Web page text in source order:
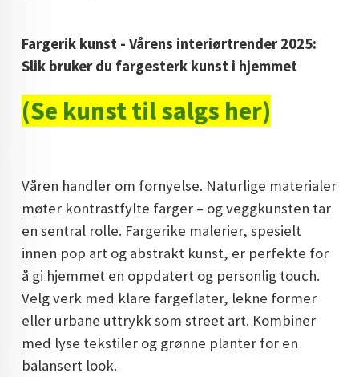
FARGERIK KUNST
KUNST
NORSK KUNST
DOPAMIN DECOR NORGE
Fargerik kunst - Vårens interiørtrender 2025:
Slik bruker du fargesterk kunst i hjemmet
(Se kunst til salgs her)
Våren handler om fornyelse. Naturlige materialer
møter kontrastfylte farger – og veggkunsten tar
en sentral rolle. Fargerike malerier, spesielt
innen pop art og abstrakt kunst, er perfekte for
å gi hjemmet en oppdatert og personlig touch.
Velg verk med klare fargeflater, lekne former
eller urbane uttrykk som street art. Kombiner
med lyse tekstiler og grønne planter for en
balansert look.